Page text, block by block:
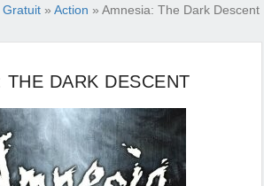
» Action » Amnesia: The Dark Descent
THE DARK DESCENT